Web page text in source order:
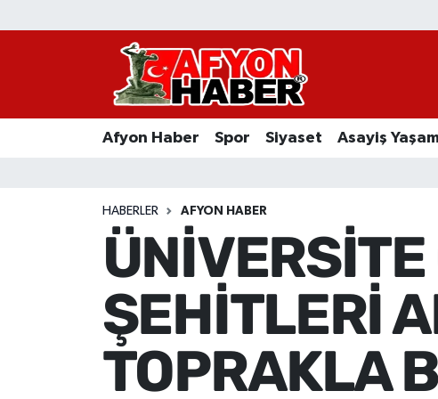
Afyon Haber Spor Siyaset Asayiş
HABERLER AFYON HABER
ŞEHİTLERİ
TOPRAKLA
Afyon Haber
Asayiş Yaşam
Sivil Toplum